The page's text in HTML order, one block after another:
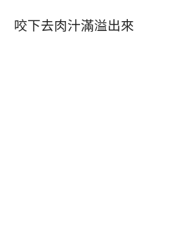
咬下去肉汁滿溢出來